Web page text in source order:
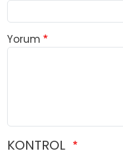
Yorum
KONTROL